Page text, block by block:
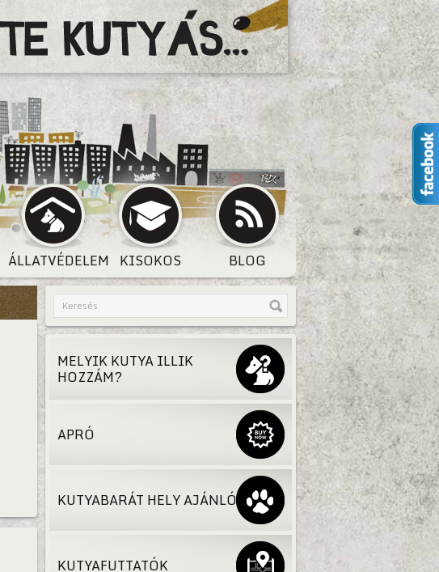
ÁLLATVÉDELEM KISOKOS BLOG
MELYIK KUTYA ILLIK
HOZZÁM?
APRÓ
KUTYABARÁT HELY AJÁNLÓ
KUTYAFUTTATÓK